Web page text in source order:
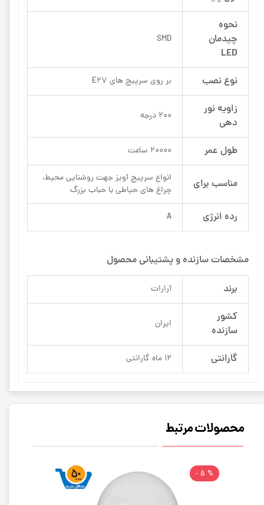
نحوه
چیدمان
LED
SMD
نوع نصب بر روی سرپیچ های E27
زاویه نور
دهی
200 درجه
طول عمر 20000 ساعت
مناسب برای
انواع سرپیچ آویز جهت روشنایی محیط،
چراغ های حیاطی با حباب بزرگ
رده انرژی A
مشخصات سازنده و پشتیبانی محصول
برند آرارات
کشور
سازنده
ایران
گارانتی 12 ماه گارانتی
محصولات مرتبط
% 5 -